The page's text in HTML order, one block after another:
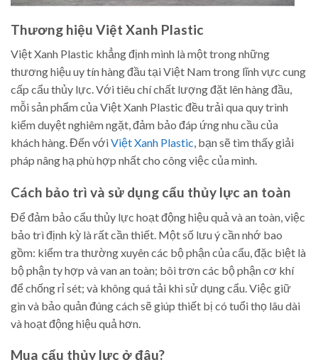
Thương hiệu Việt Xanh Plastic
Việt Xanh Plastic khẳng định mình là một trong những
thương hiệu uy tín hàng đầu tại Việt Nam trong lĩnh vực cung
cấp cẩu thủy lực. Với tiêu chí chất lượng đặt lên hàng đầu,
mỗi sản phẩm của Việt Xanh Plastic đều trải qua quy trình
kiểm duyệt nghiêm ngặt, đảm bảo đáp ứng nhu cầu của
khách hàng. Đến vớiViệt Xanh Plastic, bạn sẽ tìm thấy giải
pháp nâng hạ phù hợp nhất cho công việc của mình.
Cách bảo trì và sử dụng cẩu thủy lực an toàn
Để đảm bảo cẩu thủy lực hoạt động hiệu quả và an toàn, việc
bảo trì định kỳ là rất cần thiết. Một số lưu ý cần nhớ bao
gồm: kiểm tra thường xuyên các bộ phận của cẩu, đặc biệt là
bộ phận ty hợp và van an toàn; bôi trơn các bộ phận cơ khí
để chống rỉ sét; và không quá tải khi sử dụng cẩu. Việc giữ
gìn và bảo quản đúng cách sẽ giúp thiết bị có tuổi thọ lâu dài
và hoạt động hiệu quả hơn.
Mua cẩu thủy lực ở đâu?